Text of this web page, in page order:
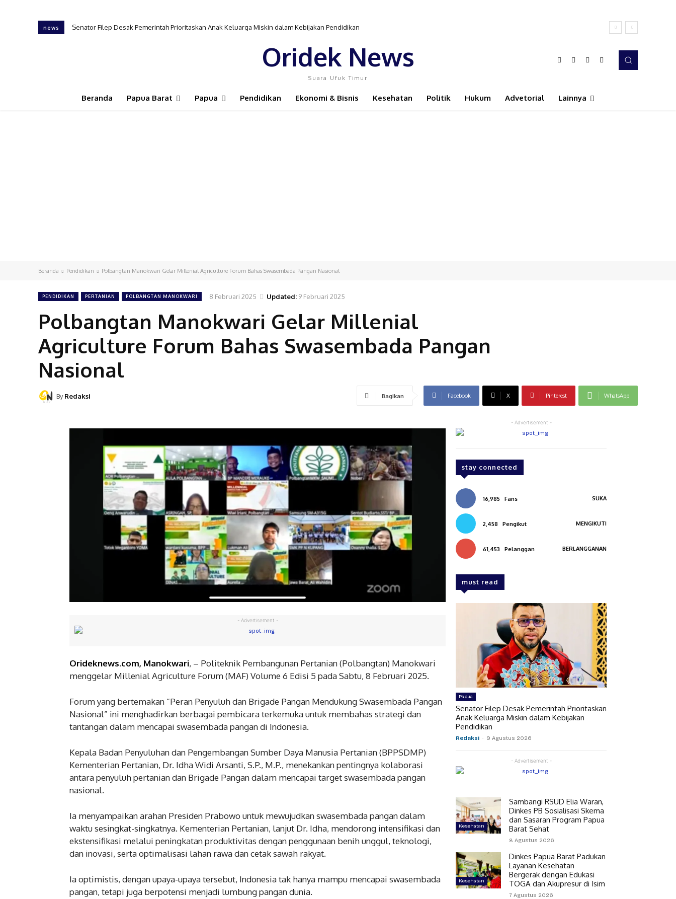
news Senator Filep Desak Pemerintah Prioritaskan Anak Keluarga Miskin dalam Kebijakan Pendidikan
Oridek News
Suara Ufuk Timur
Beranda Papua Barat Papua Pendidikan Ekonomi & Bisnis Kesehatan Politik Hukum Advetorial Lainnya
Beranda Pendidikan Polbangtan Manokwari Gelar Millenial Agriculture Forum Bahas Swasembada Pangan Nasional
PENDIDIKAN PERTANIAN POLBANGTAN MANOKWARI 8 Februari 2025 Updated: 9 Februari 2025
Polbangtan Manokwari Gelar Millenial
Agriculture Forum Bahas Swasembada Pangan
Nasional
By Redaksi Bagikan Facebook X Pinterest WhatsApp
- Advertisement -
Orideknews.com, Manokwari, – Politeknik Pembangunan Pertanian (Polbangtan) Manokwari
menggelar Millenial Agriculture Forum (MAF) Volume 6 Edisi 5 pada Sabtu, 8 Februari 2025.
Forum yang bertemakan “Peran Penyuluh dan Brigade Pangan Mendukung Swasembada Pangan
Nasional” ini menghadirkan berbagai pembicara terkemuka untuk membahas strategi dan
tantangan dalam mencapai swasembada pangan di Indonesia.
Kepala Badan Penyuluhan dan Pengembangan Sumber Daya Manusia Pertanian (BPPSDMP)
Kementerian Pertanian, Dr. Idha Widi Arsanti, S.P., M.P., menekankan pentingnya kolaborasi
antara penyuluh pertanian dan Brigade Pangan dalam mencapai target swasembada pangan
nasional.
Ia menyampaikan arahan Presiden Prabowo untuk mewujudkan swasembada pangan dalam
waktu sesingkat-singkatnya. Kementerian Pertanian, lanjut Dr. Idha, mendorong intensifikasi dan
ekstensifikasi melalui peningkatan produktivitas dengan penggunaan benih unggul, teknologi,
dan inovasi, serta optimalisasi lahan rawa dan cetak sawah rakyat.
Ia optimistis, dengan upaya-upaya tersebut, Indonesia tak hanya mampu mencapai swasembada
pangan, tetapi juga berpotensi menjadi lumbung pangan dunia.
- Advertisement -
stay connected
16,985 Fans SUKA
2,458 Pengikut MENGIKUTI
61,453 Pelanggan BERLANGGANAN
must read
Papua
Senator Filep Desak Pemerintah Prioritaskan
Anak Keluarga Miskin dalam Kebijakan
Pendidikan
Redaksi - 9 Agustus 2026
- Advertisement -
Kesehatan
Sambangi RSUD Elia Waran,
Dinkes PB Sosialisasi Skema
dan Sasaran Program Papua
Barat Sehat
8 Agustus 2026
Kesehatan
Dinkes Papua Barat Padukan
Layanan Kesehatan
Bergerak dengan Edukasi
TOGA dan Akupresur di Isim
7 Agustus 2026